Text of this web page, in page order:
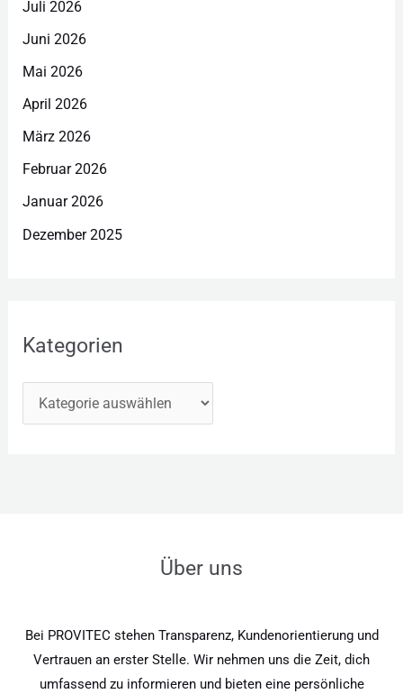
Juli 2026
Juni 2026
Mai 2026
April 2026
März 2026
Februar 2026
Januar 2026
Dezember 2025
Kategorien
Über uns
Bei PROVITEC stehen Transparenz, Kundenorientierung und
Vertrauen an erster Stelle. Wir nehmen uns die Zeit, dich
umfassend zu informieren und bieten eine persönliche